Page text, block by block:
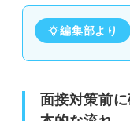
編集部より
面接対策前
話し方にも細心の
想定質問に対する